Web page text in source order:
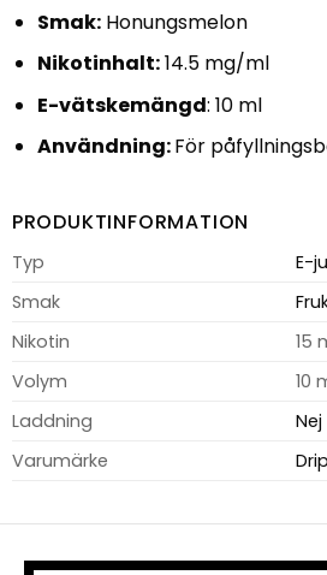
Smak:Honungsmelon
Nikotinhalt:14.5 mg/ml
E-vätskemängd: 10 ml
Användning:För
PRODUKTINFORMATION
Typ
E-
Smak
Nikotin
15
Volym
10
Laddning
Nej
Varumärke